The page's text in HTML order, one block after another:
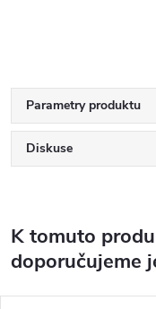
Parametry produktu
Diskuse
K tomuto
doporučujeme